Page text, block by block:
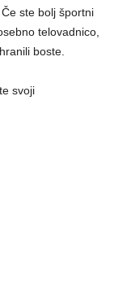
ste bolj športni
telovadnico,
boste.
svoji